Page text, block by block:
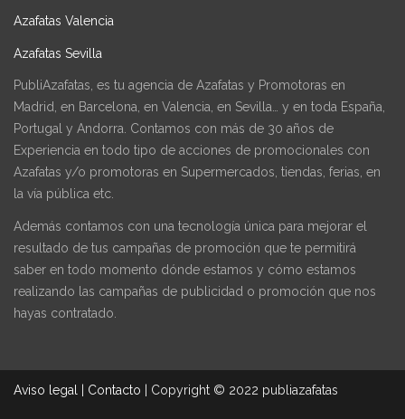
Azafatas Valencia
Azafatas Sevilla
PubliAzafatas, es tu agencia de Azafatas y Promotoras en
Madrid, en Barcelona, en Valencia, en Sevilla… y en toda España,
Portugal y Andorra. Contamos con más de 30 años de
Experiencia en todo tipo de acciones de promocionales con
Azafatas y/o promotoras en Supermercados, tiendas, ferias, en
la vía pública etc.
Además contamos con una tecnología única para mejorar el
resultado de tus campañas de promoción que te permitirá
saber en todo momento dónde estamos y cómo estamos
realizando las campañas de publicidad o promoción que nos
hayas contratado.
Aviso legal Contacto Copyright © 2022 publiazafatas